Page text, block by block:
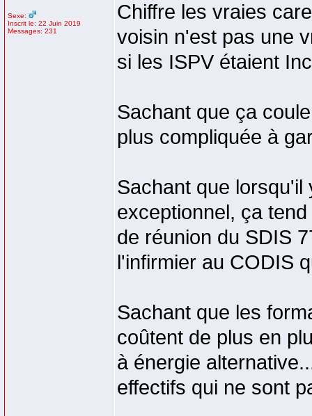
Sexe:
Inscrit le: 22 Juin 2019
Messages: 231
Chiffre les vraies
voisin n'est pas une
si les ISPV étaient
Sachant que ça
plus compliquée à
Sachant que lorsqu'il
exceptionnel, ça
de réunion du SDIS
l'infirmier au CODIS
Sachant que les
coûtent de plus en
à énergie
effectifs qui ne sont